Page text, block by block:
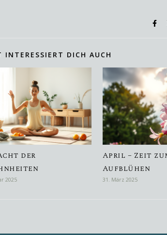
INTERESSIERT DICH AUCH
der
2025
April – Zeit
Aufblühen
31. März 2025